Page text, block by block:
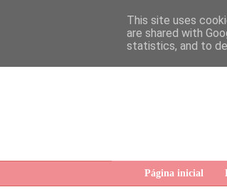
Página inicial
This site uses
are shared with
statistics, and to